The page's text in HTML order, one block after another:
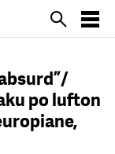
po lufton